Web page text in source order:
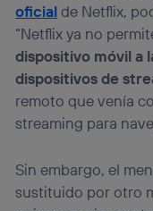
oficialde Netflix,
“Netflix ya no
dispositivo móvil a
dispositivos de
remoto que venía
streaming para
Sin embargo, el
sustituido por otro